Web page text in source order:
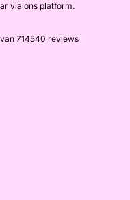
via ons platform.
714540 reviews